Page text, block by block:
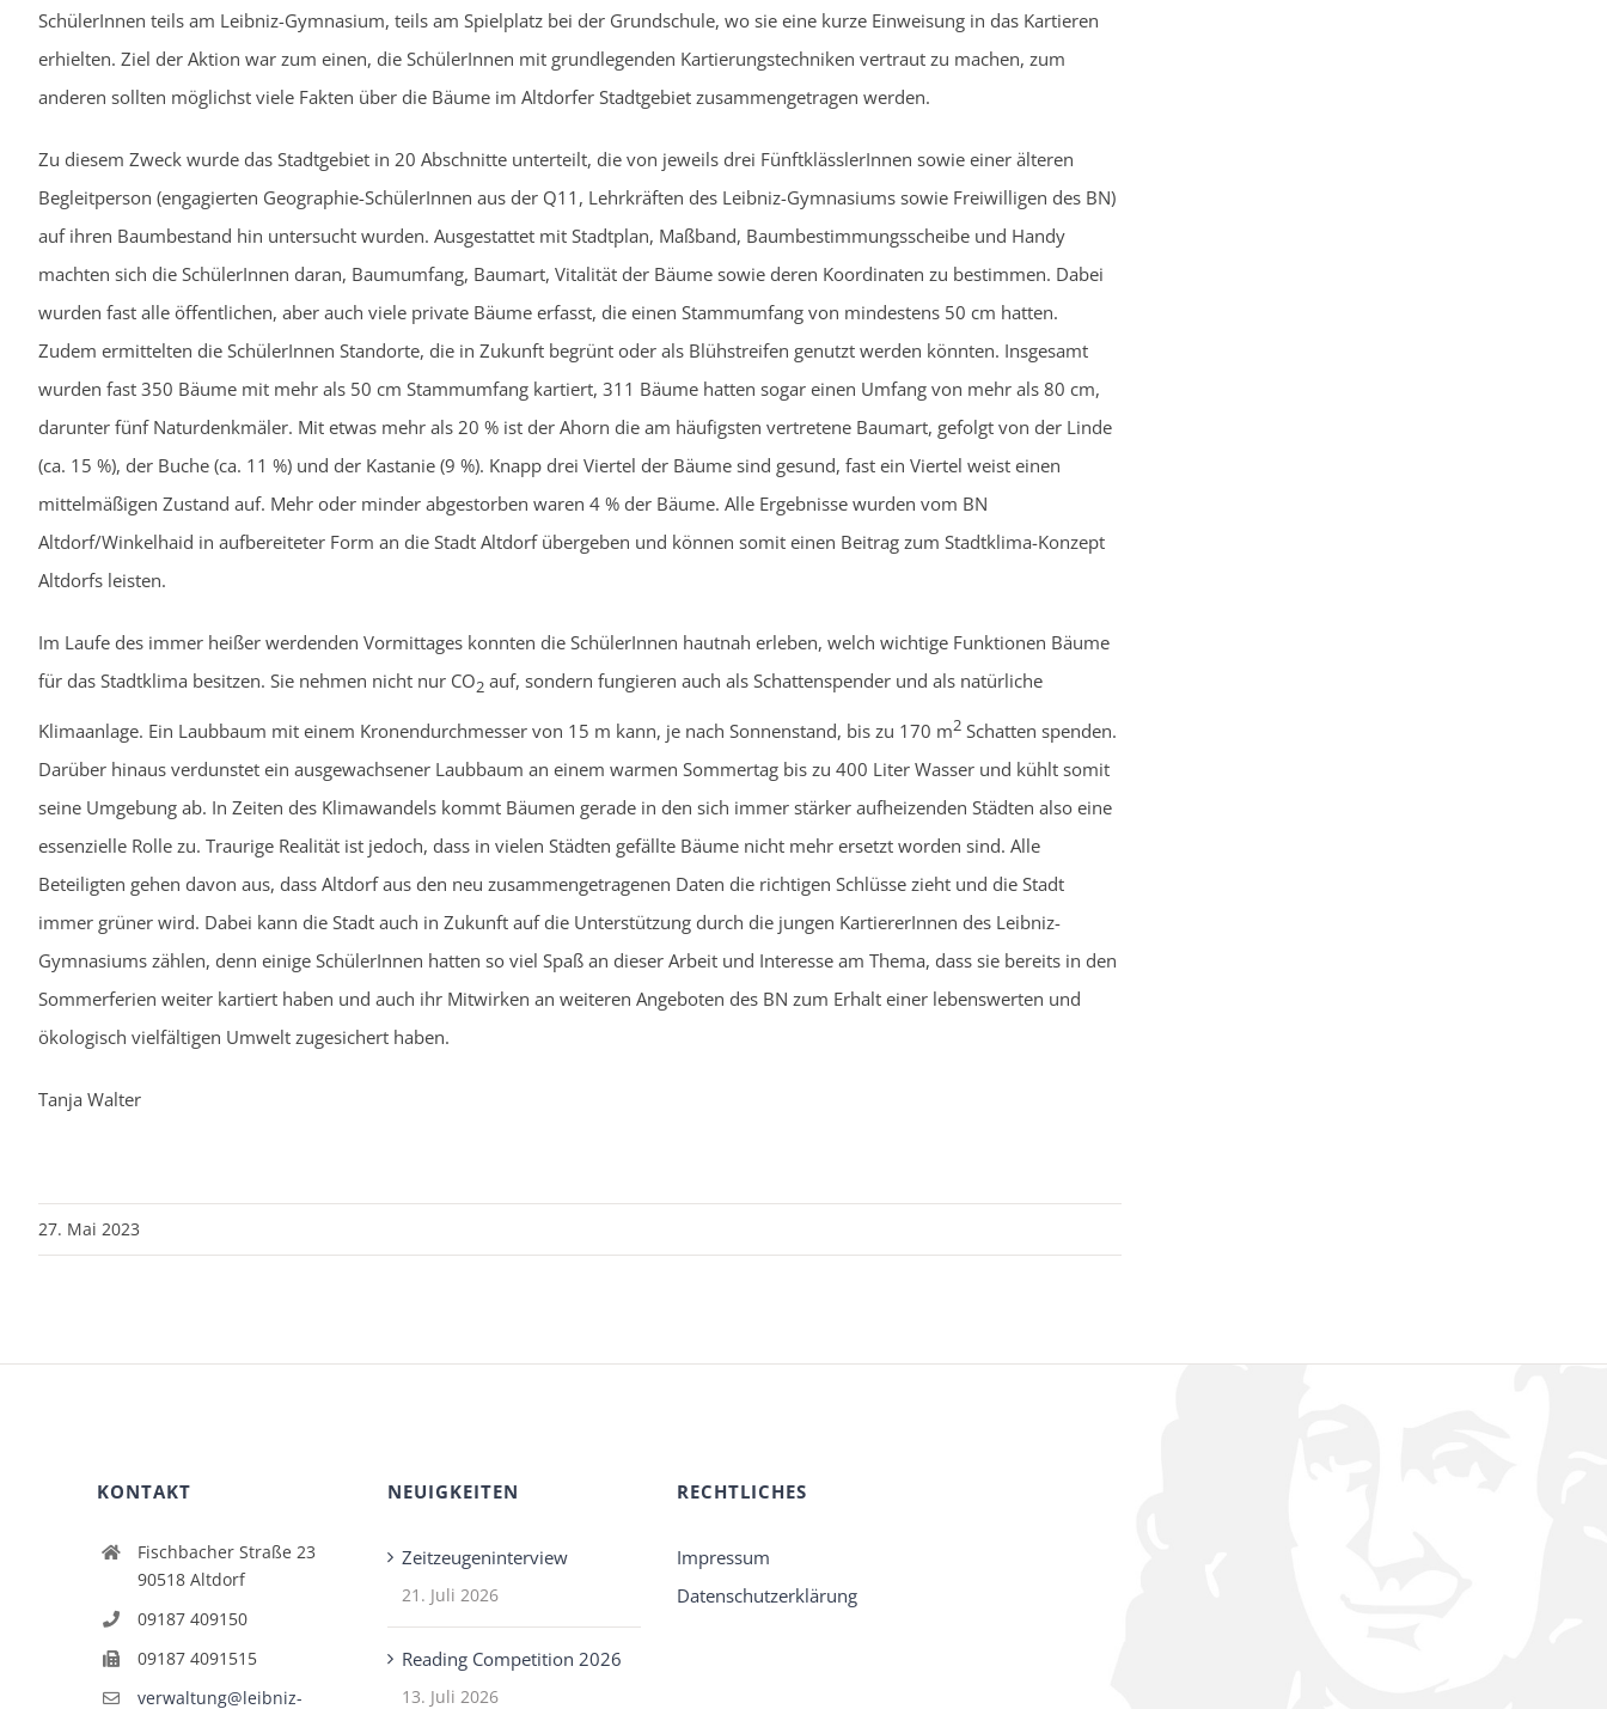
SchülerInnen teils am Leibniz-Gymnasium, teils am Spielplatz bei der Grundschule, wo sie eine kurze Einweisung in das Kartieren
erhielten. Ziel der Aktion war zum einen, die SchülerInnen mit grundlegenden Kartierungstechniken vertraut zu machen, zum
anderen sollten möglichst viele Fakten über die Bäume im Altdorfer Stadtgebiet zusammengetragen werden.
Zu diesem Zweck wurde das Stadtgebiet in 20 Abschnitte unterteilt, die von jeweils drei FünftklässlerInnen sowie einer älteren
Begleitperson (engagierten Geographie-SchülerInnen aus der Q11, Lehrkräften des Leibniz-Gymnasiums sowie Freiwilligen des BN)
auf ihren Baumbestand hin untersucht wurden. Ausgestattet mit Stadtplan, Maßband, Baumbestimmungsscheibe und Handy
machten sich die SchülerInnen daran, Baumumfang, Baumart, Vitalität der Bäume sowie deren Koordinaten zu bestimmen. Dabei
wurden fast alle öffentlichen, aber auch viele private Bäume erfasst, die einen Stammumfang von mindestens 50 cm hatten.
Zudem ermittelten die SchülerInnen Standorte, die in Zukunft begrünt oder als Blühstreifen genutzt werden könnten. Insgesamt
wurden fast 350 Bäume mit mehr als 50 cm Stammumfang kartiert, 311 Bäume hatten sogar einen Umfang von mehr als 80 cm,
darunter fünf Naturdenkmäler. Mit etwas mehr als 20 % ist der Ahorn die am häufigsten vertretene Baumart, gefolgt von der Linde
(ca. 15 %), der Buche (ca. 11 %) und der Kastanie (9 %). Knapp drei Viertel der Bäume sind gesund, fast ein Viertel weist einen
mittelmäßigen Zustand auf. Mehr oder minder abgestorben waren 4 % der Bäume. Alle Ergebnisse wurden vom BN
Altdorf/Winkelhaid in aufbereiteter Form an die Stadt Altdorf übergeben und können somit einen Beitrag zum Stadtklima-Konzept
Altdorfs leisten.
Im Laufe des immer heißer werdenden Vormittages konnten die SchülerInnen hautnah erleben, welch wichtige Funktionen Bäume
für das Stadtklima besitzen. Sie nehmen nicht nur CO2auf, sondern fungieren auch als Schattenspender und als natürliche
Klimaanlage. Ein Laubbaum mit einem Kronendurchmesser von 15 m kann, je nach Sonnenstand, bis zu 170 m2Schatten spenden.
Darüber hinaus verdunstet ein ausgewachsener Laubbaum an einem warmen Sommertag bis zu 400 Liter Wasser und kühlt somit
seine Umgebung ab. In Zeiten des Klimawandels kommt Bäumen gerade in den sich immer stärker aufheizenden Städten also eine
essenzielle Rolle zu. Traurige Realität ist jedoch, dass in vielen Städten gefällte Bäume nicht mehr ersetzt worden sind. Alle
Beteiligten gehen davon aus, dass Altdorf aus den neu zusammengetragenen Daten die richtigen Schlüsse zieht und die Stadt
immer grüner wird. Dabei kann die Stadt auch in Zukunft auf die Unterstützung durch die jungen KartiererInnen des Leibniz-
Gymnasiums zählen, denn einige SchülerInnen hatten so viel Spaß an dieser Arbeit und Interesse am Thema, dass sie bereits in den
Sommerferien weiter kartiert haben und auch ihr Mitwirken an weiteren Angeboten des BN zum Erhalt einer lebenswerten und
ökologisch vielfältigen Umwelt zugesichert haben.
Tanja Walter
27. Mai 2023
KONTAKT
Fischbacher Straße 23
90518 Altdorf
09187 409150
09187 4091515
verwaltung@leibniz-
NEUIGKEITEN
Zeitzeugeninterview
21. Juli 2026
Reading Competition 2026
13. Juli 2026
RECHTLICHES
Impressum
Datenschutzerklärung